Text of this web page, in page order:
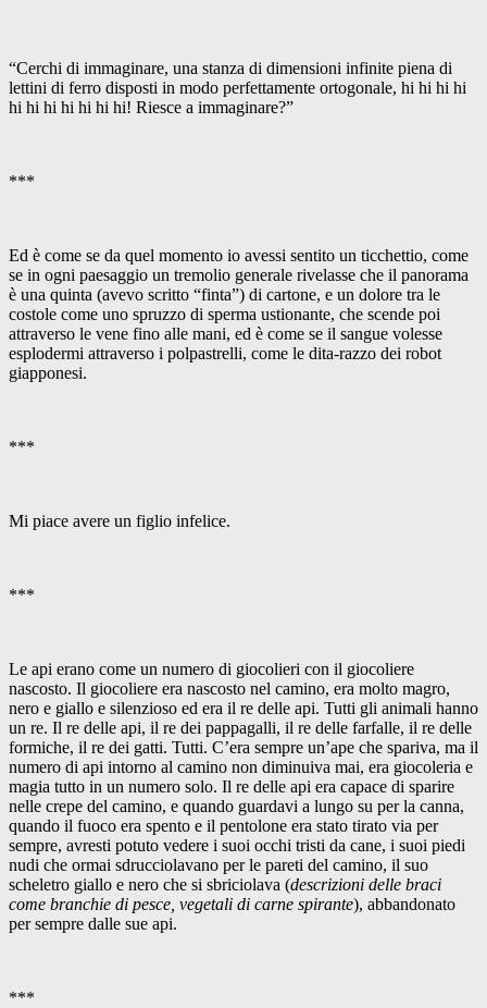
“Cerchi di immaginare, una stanza di dimensioni infinite piena di
lettini di ferro disposti in modo perfettamente ortogonale, hi hi hi hi
hi hi hi hi hi hi hi! Riesce a immaginare?”
***
Ed è come se da quel momento io avessi sentito un ticchettio, come
se in ogni paesaggio un tremolio generale rivelasse che il panorama
è una quinta (avevo scritto “finta”) di cartone, e un dolore tra le
costole come uno spruzzo di sperma ustionante, che scende poi
attraverso le vene fino alle mani, ed è come se il sangue volesse
esplodermi attraverso i polpastrelli, come le dita-razzo dei robot
giapponesi.
***
Mi piace avere un figlio infelice.
***
Le api erano come un numero di giocolieri con il giocoliere
nascosto. Il giocoliere era nascosto nel camino, era molto magro,
nero e giallo e silenzioso ed era il re delle api. Tutti gli animali hanno
un re. Il re delle api, il re dei pappagalli, il re delle farfalle, il re delle
formiche, il re dei gatti. Tutti. C’era sempre un’ape che spariva, ma il
numero di api intorno al camino non diminuiva mai, era giocoleria e
magia tutto in un numero solo. Il re delle api era capace di sparire
nelle crepe del camino, e quando guardavi a lungo su per la canna,
quando il fuoco era spento e il pentolone era stato tirato via per
sempre, avresti potuto vedere i suoi occhi tristi da cane, i suoi piedi
nudi che ormai sdrucciolavano per le pareti del camino, il suo
scheletro giallo e nero che si sbriciolava (descrizioni delle braci
come branchie di pesce, vegetali di carne spirante), abbandonato
per sempre dalle sue api.
***